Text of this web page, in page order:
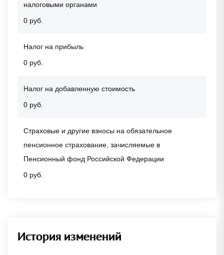
налоговыми органами
0 руб.
Налог на прибыль
0 руб.
Налог на добавленную стоимость
0 руб.
Страховые и другие взносы на обязательное
пенсионное страхование, зачисляемые в
Пенсионный фонд Российской Федерации
0 руб.
История изменений